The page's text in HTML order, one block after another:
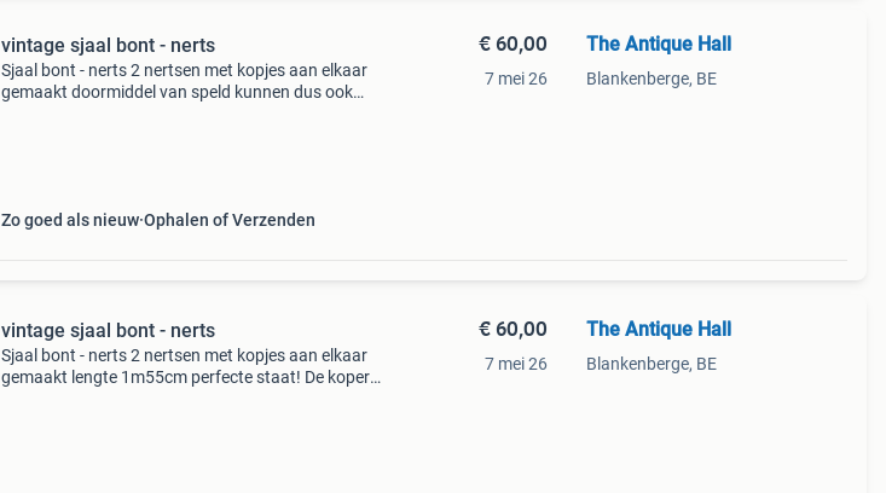
vintage sjaal bont - nerts
Sjaal bont - nerts 2 nertsen met kopjes aan elkaar
gemaakt doormiddel van speld kunnen dus ook
Zo goed als nieuw Ophalen of Verzenden
€ 60,00
7 mei 26
The Antique Hall
Blankenberge, BE
vintage sjaal bont - nerts
Sjaal bont - nerts 2 nertsen met kopjes aan elkaar
gemaakt lengte 1m55cm perfecte staat! De koper
€ 60,00
7 mei 26
The Antique Hall
Blankenberge, BE